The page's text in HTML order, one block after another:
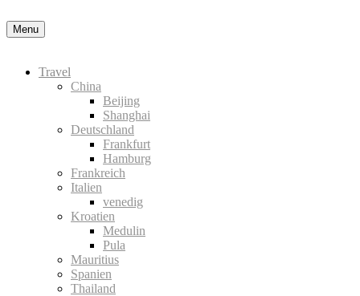
Menu
Travel
China
Beijing
Shanghai
Deutschland
Frankfurt
Hamburg
Frankreich
Italien
venedig
Kroatien
Medulin
Pula
Mauritius
Spanien
Thailand
Okay, thanks